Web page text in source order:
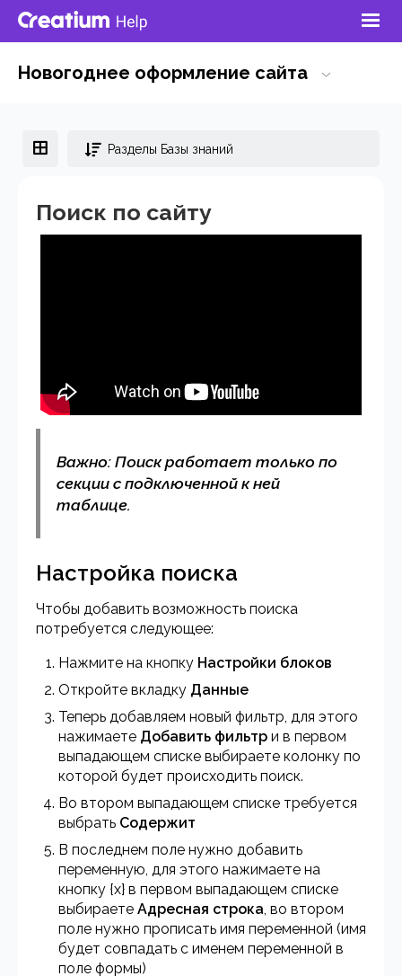
Новогоднее оформление сайта
Разделы Базы знаний
Поиск по сайту
Важно: Поиск работает только по
секции с подключенной к ней
таблице.
Настройка поиска
Чтобы добавить возможность поиска
потребуется следующее:
Нажмите на кнопку Настройки блоков
Откройте вкладку Данные
Теперь добавляем новый фильтр, для этого
нажимаете Добавить фильтр и в первом
выпадающем списке выбираете колонку по
которой будет происходить поиск.
Во втором выпадающем списке требуется
выбрать Содержит
В последнем поле нужно добавить
переменную, для этого нажимаете на
кнопку {x} в первом выпадающем списке
выбираете Адресная строка, во втором
поле нужно прописать имя переменной (имя
будет совпадать с именем переменной в
поле формы)